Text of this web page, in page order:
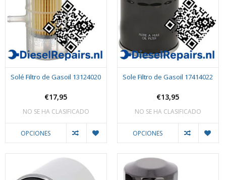
Solé Filtro de Gasoil 13124020
€17,95
NO SE HA CLASIFICADO
OPCIONES
Sole Filtro de Gasoil 17414022
€13,95
NO SE HA CLASIFICADO
OPCIONES